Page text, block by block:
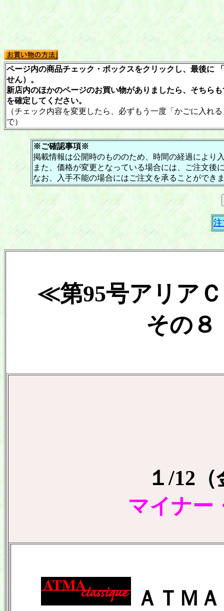
ページ内の商品チェック・ボックスをクリックし、最後に
せん）。
新店内のほかのページのお買い物がありましたら、そちら
を確定してください。
（チェック内容を変更したら、必ずもう一度「かごに入れ
で）
※ご確認事項※
掲載情報は公開時のもののため、時間の経過により
また、価格が変更となっている場合には、ご注文後
なお、入手不能の場合にはご注文を承ることができ
≪第95号アリア
その
１/12
マイナー
ＡＴＭ